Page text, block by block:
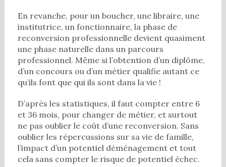
En revanche, pour un boucher, une libraire, une
institutrice, un fonctionnaire, la phase de
reconversion professionnelle devient quasiment
une phase naturelle dans un parcours
professionnel. Même si l’obtention d’un diplôme,
d’un concours ou d’un métier qualifie autant ce
qu’ils font que qui ils sont dans la vie !
D’après les statistiques, il faut compter entre 6
et 36 mois, pour changer de métier, et surtout
ne pas oublier le coût d’une reconversion. Sans
oublier les répercussions sur sa vie de famille,
l’impact d’un potentiel déménagement et tout
cela sans compter le risque de potentiel échec.